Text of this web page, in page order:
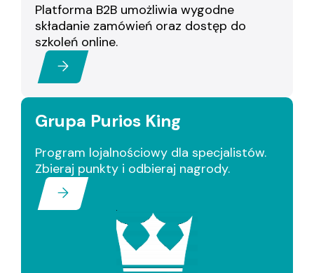
Platforma B2B umożliwia wygodne
składanie zamówień oraz dostęp do
szkoleń online.
Grupa Purios King
Program lojalnościowy dla specjalistów.
Zbieraj punkty i odbieraj nagrody.